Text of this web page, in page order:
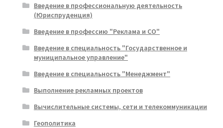
Введение в профессиональную деятельность
(Юриспруденция)
Введение в профессию "Реклама и СО"
Введение в специальность "Государственное и
муниципальное управление"
Введение в специальность "Менеджмент"
Выполнение рекламных проектов
Вычислительные системы, сети и телекоммуникации
Геополитика